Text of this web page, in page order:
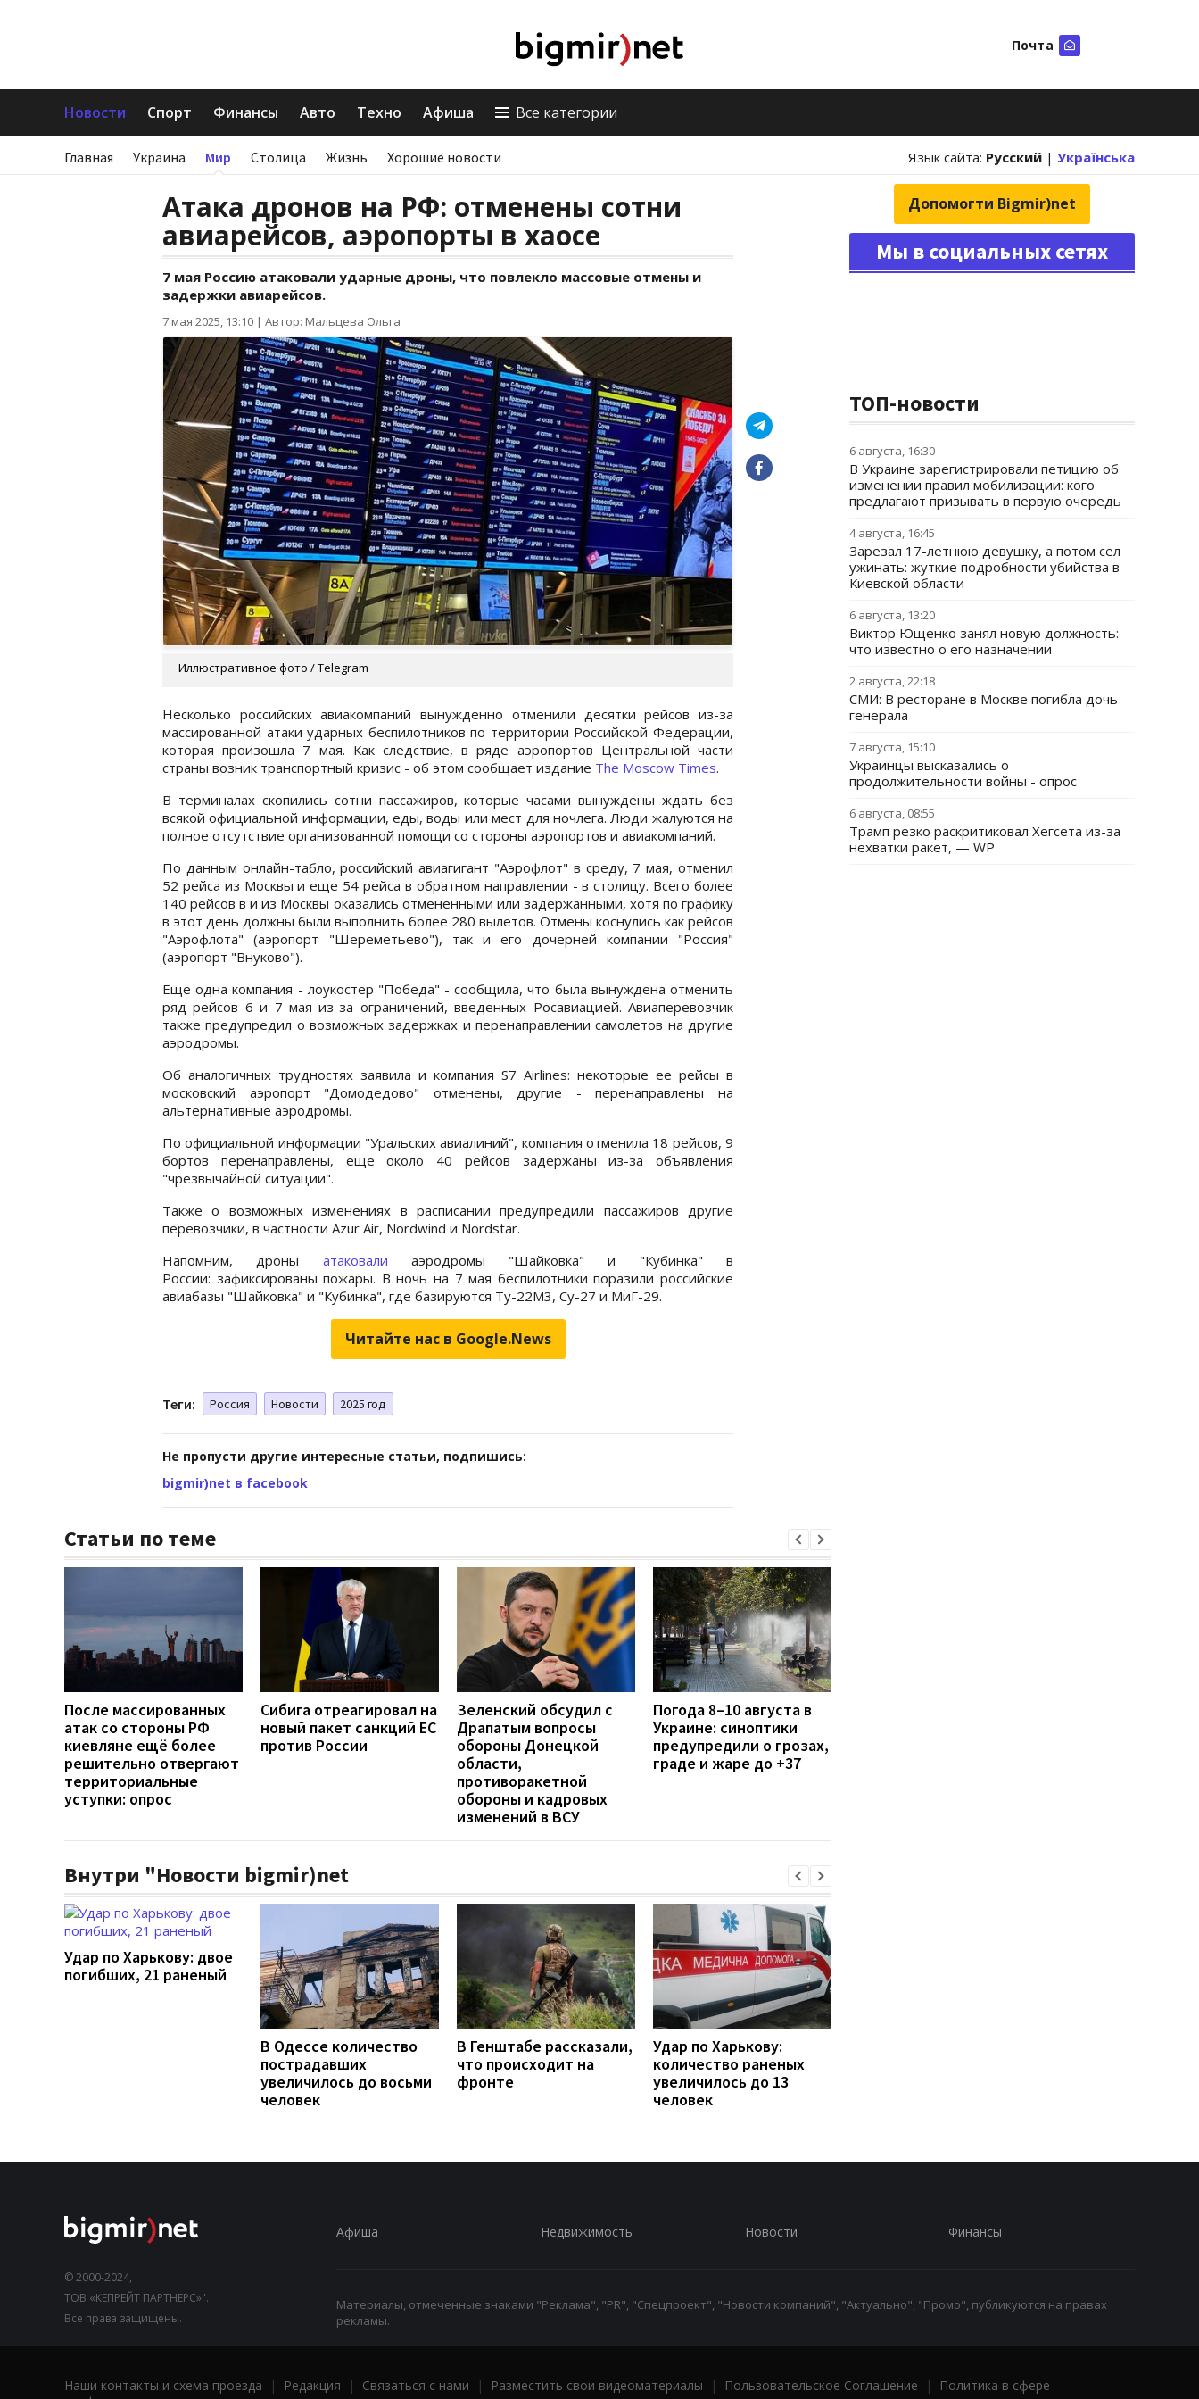
Почта
Новости Спорт Финансы Авто Техно Афиша Все категории
Главная Украина Мир Столица Жизнь Хорошие новости Язык сайта: Русский | Українська
Атака дронов на РФ: отменены сотни
авиарейсов, аэропорты в хаосе
7 мая Россию атаковали ударные дроны, что повлекло массовые отмены и
задержки авиарейсов.
7 мая 2025, 13:10 | Автор: Мальцева Ольга
Иллюстративное фото / Telegram
Несколько российских авиакомпаний вынужденно отменили десятки рейсов из-за
массированной атаки ударных беспилотников по территории Российской Федерации,
которая произошла 7 мая. Как следствие, в ряде аэропортов Центральной части
страны возник транспортный кризис - об этом сообщает издание The Moscow Times.
В терминалах скопились сотни пассажиров, которые часами вынуждены ждать без
всякой официальной информации, еды, воды или мест для ночлега. Люди жалуются на
полное отсутствие организованной помощи со стороны аэропортов и авиакомпаний.
По данным онлайн-табло, российский авиагигант "Аэрофлот" в среду, 7 мая, отменил
52 рейса из Москвы и еще 54 рейса в обратном направлении - в столицу. Всего более
140 рейсов в и из Москвы оказались отмененными или задержанными, хотя по графику
в этот день должны были выполнить более 280 вылетов. Отмены коснулись как рейсов
"Аэрофлота" (аэропорт "Шереметьево"), так и его дочерней компании "Россия"
(аэропорт "Внуково").
Еще одна компания - лоукостер "Победа" - сообщила, что была вынуждена отменить
ряд рейсов 6 и 7 мая из-за ограничений, введенных Росавиацией. Авиаперевозчик
также предупредил о возможных задержках и перенаправлении самолетов на другие
аэродромы.
Об аналогичных трудностях заявила и компания S7 Airlines: некоторые ее рейсы в
московский аэропорт "Домодедово" отменены, другие - перенаправлены на
альтернативные аэродромы.
По официальной информации "Уральских авиалиний", компания отменила 18 рейсов, 9
бортов перенаправлены, еще около 40 рейсов задержаны из-за объявления
"чрезвычайной ситуации".
Также о возможных изменениях в расписании предупредили пассажиров другие
перевозчики, в частности Azur Air, Nordwind и Nordstar.
Напомним, дроны атаковали аэродромы "Шайковка" и "Кубинка" в
России: зафиксированы пожары. В ночь на 7 мая беспилотники поразили российские
авиабазы "Шайковка" и "Кубинка", где базируются Ту-22М3, Су-27 и МиГ-29.
Читайте нас в Google.News
Теги: Россия Новости 2025 год
Не пропусти другие интересные статьи, подпишись:
bigmir)net в facebook
Статьи по теме
После массированных
атак со стороны РФ
киевляне ещё более
решительно отвергают
территориальные
уступки: опрос
Сибига отреагировал на
новый пакет санкций ЕС
против России
Зеленский обсудил с
Драпатым вопросы
обороны Донецкой
области,
противоракетной
обороны и кадровых
изменений в ВСУ
Погода 8–10 августа в
Украине: синоптики
предупредили о грозах,
граде и жаре до +37
Внутри "Новости bigmir)net
Удар по Харькову: двое
погибших, 21 раненый
В Одессе количество
пострадавших
увеличилось до восьми
человек
В Генштабе рассказали,
что происходит на
фронте
Удар по Харькову:
количество раненых
увеличилось до 13
человек
Допомогти Bigmir)net
Мы в социальных сетях
ТОП-новости
6 августа, 16:30
В Украине зарегистрировали петицию об
изменении правил мобилизации: кого
предлагают призывать в первую очередь
4 августа, 16:45
Зарезал 17-летнюю девушку, а потом сел
ужинать: жуткие подробности убийства в
Киевской области
6 августа, 13:20
Виктор Ющенко занял новую должность:
что известно о его назначении
2 августа, 22:18
СМИ: В ресторане в Москве погибла дочь
генерала
7 августа, 15:10
Украинцы высказались о
продолжительности войны - опрос
6 августа, 08:55
Трамп резко раскритиковал Хегсета из-за
нехватки ракет, — WP
© 2000-2024,
ТОВ «КЕПРЕЙТ ПАРТНЕРС»".
Все права защищены.
Афиша Недвижимость Новости Финансы
Материалы, отмеченные знаками "Реклама", "PR", "Спецпроект", "Новости компаний", "Актуально", "Промо", публикуются на правах
рекламы.
Наши контакты и схема проезда | Редакция | Связаться с нами | Разместить свои видеоматериалы | Пользовательское Соглашение |
Политика в сфере